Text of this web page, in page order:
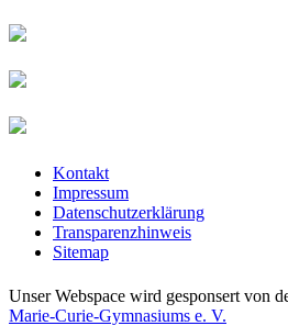
Kontakt
Impressum
Datenschutzerklärung
Transparenzhinweis
Sitemap
Unser Webspace wird gesponsert von
Marie-Curie-Gymnasiums e. V.